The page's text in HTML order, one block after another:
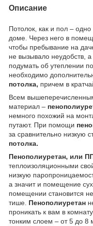
Описание
Потолок, как и пол –
доме. Через него в
чтобы пребывание на
не вызывало неудобств,
подумать об утеплении
необходимо
потолка, причем в
Всем
материал –
немного похожий на
путают. При помощи
за сравнительно низкую
потолка.
Пенополиуретан, или
теплоизоляционными
низкую
а значит и помещение
помещении становится
тише. Пенополиуретан
проникать к вам в
тонким слоем – от 5 до